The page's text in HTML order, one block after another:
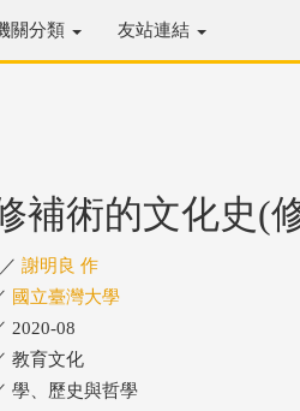
關分類 友站連結
補術的文化史(
謝明良 作
國立臺灣大學
2020-08
教育文化
學、歷史與哲學